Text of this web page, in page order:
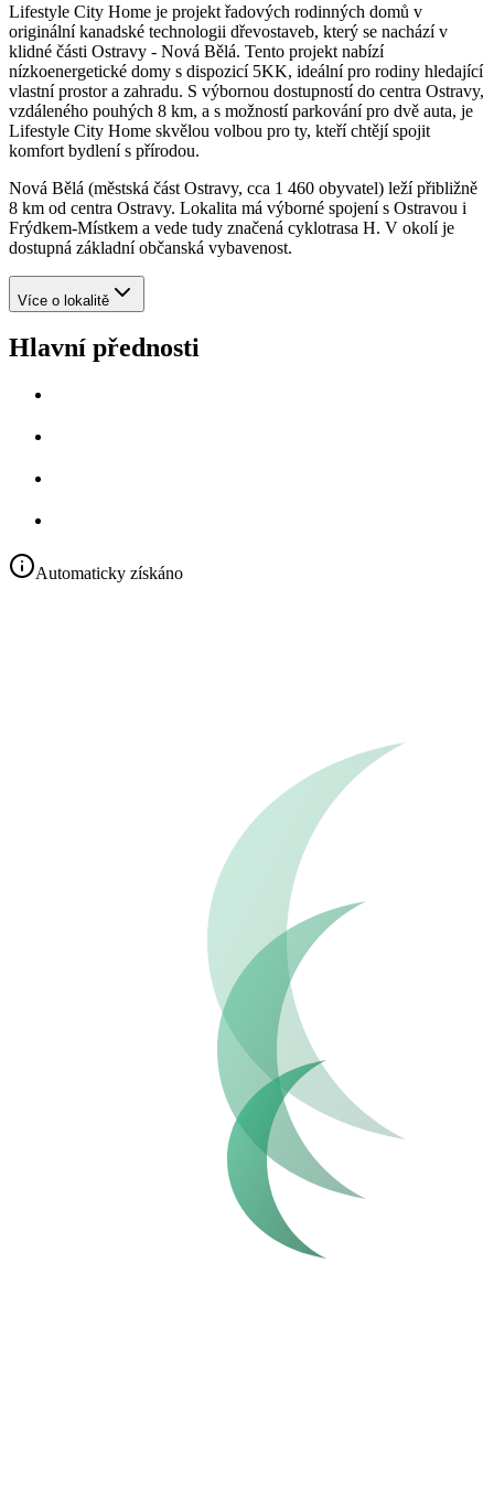
Lifestyle City Home je projekt řadových rodinných domů v
originální kanadské technologii dřevostaveb, který se nachází v
klidné části Ostravy - Nová Bělá. Tento projekt nabízí
nízkoenergetické domy s dispozicí 5KK, ideální pro rodiny hledající
vlastní prostor a zahradu. S výbornou dostupností do centra Ostravy,
vzdáleného pouhých 8 km, a s možností parkování pro dvě auta, je
Lifestyle City Home skvělou volbou pro ty, kteří chtějí spojit
komfort bydlení s přírodou.
Nová Bělá (městská část Ostravy, cca 1 460 obyvatel) leží přibližně
8 km od centra Ostravy. Lokalita má výborné spojení s Ostravou i
Frýdkem‑Místkem a vede tudy značená cyklotrasa H. V okolí je
dostupná základní občanská vybavenost.
Více o lokalitě
Hlavní přednosti
Automaticky získáno